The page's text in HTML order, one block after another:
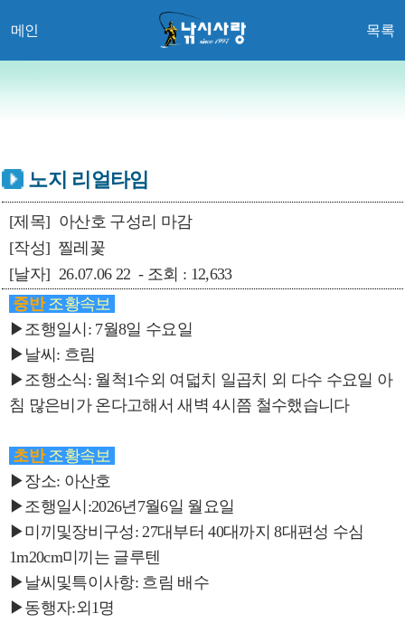
메인 목록
노지 리얼타임
[제목] 아산호 구성리 마감
[작성] 찔레꽃
[날자] 26.07.06 22 - 조회 : 12,633
중반 조황속보
▶조행일시: 7월8일 수요일
▶날씨: 흐림
▶조행소식: 월척1수외 여덟치 일곱치 외 다수 수요일 아
침 많은비가 온다고해서 새벽 4시쯤 철수했습니다
초반 조황속보
▶장소: 아산호
▶조행일시:2026년7월6일 월요일
▶미끼및장비구성: 27대부터 40대까지 8대편성 수심
1m20cm미끼는 글루텐
▶날씨및특이사항: 흐림 배수
▶동행자:외1명